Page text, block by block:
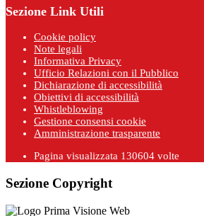
Sezione Link Utili
Cookie policy
Note legali
Informativa Privacy
Ufficio Relazioni con il Pubblico
Dichiarazione di accessibilità
Obiettivi di accessibilità
Whistleblowing
Gestione consensi cookie
Amministrazione trasparente
Pagina visualizzata 130604 volte
Sezione Copyright